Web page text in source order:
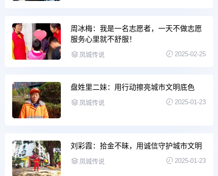
周冰梅：我是一名志愿者，一天不做志愿
服务心里就不舒服！
凤城传说 2025-02-25
盘姓里二妹：用行动擦亮城市文明底色
凤城传说 2025-01-23
刘彩霞：拾金不昧，用诚信守护城市文明
凤城传说 2025-01-23